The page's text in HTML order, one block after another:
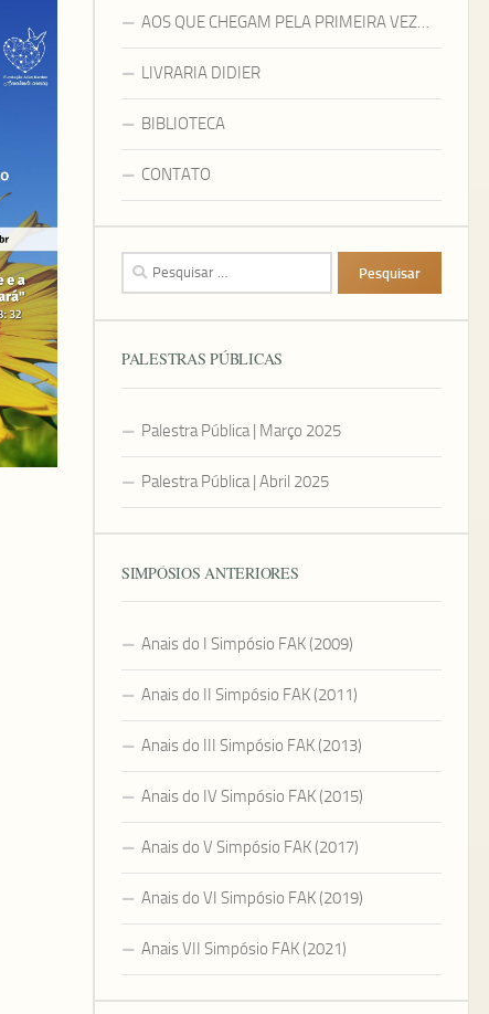
AOS QUE CHEGAM PELA PRIMEIRA VEZ…
LIVRARIA DIDIER
BIBLIOTECA
CONTATO
Pesquisar
por:
PALESTRAS PÚBLICAS
Palestra Pública | Março 2025
Palestra Pública | Abril 2025
SIMPÓSIOS ANTERIORES
Anais do I Simpósio FAK (2009)
Anais do II Simpósio FAK (2011)
Anais do III Simpósio FAK (2013)
Anais do IV Simpósio FAK (2015)
Anais do V Simpósio FAK (2017)
Anais do VI Simpósio FAK (2019)
Anais VII Simpósio FAK (2021)